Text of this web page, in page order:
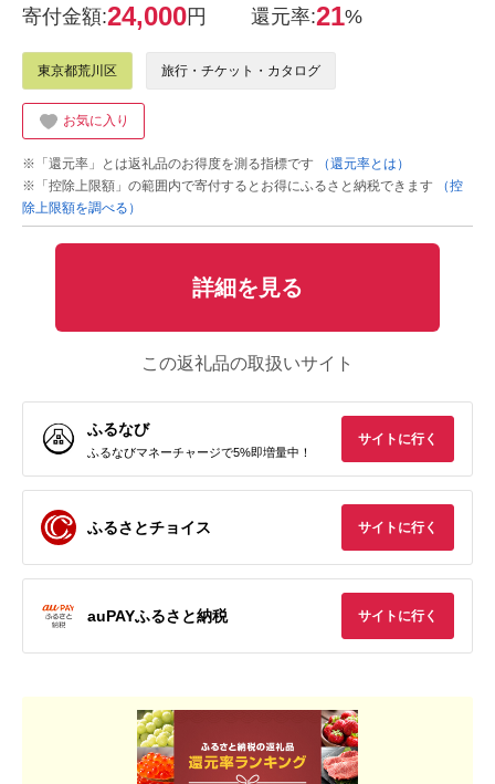
寄付金額:24,000円 還元率:21%
東京都荒川区 旅行・チケット・カタログ
お気に入り
※「還元率」とは返礼品のお得度を測る指標です
（還元率とは）
※「控除上限額」の範囲内で寄付するとお得にふるさと納税できます
（控
除上限額を調べる）
詳細を見る
この返礼品の取扱いサイト
ふるなび
ふるなびマネーチャージで5%即増量中！
サイトに行く
ふるさとチョイス サイトに行く
auPAYふるさと納税 サイトに行く